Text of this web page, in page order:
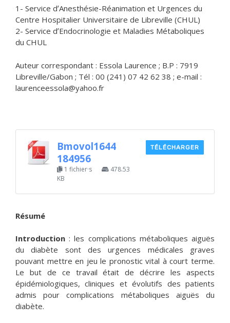
1- Service dʼAnesthésie-Réanimation et Urgences du
Centre Hospitalier Universitaire de Libreville (CHUL)
2- Service dʼEndocrinologie et Maladies Métaboliques
du CHUL
Auteur correspondant : Essola Laurence ; B.P : 7919
Libreville/Gabon ; Tél : 00 (241) 07 42 62 38 ; e-mail :
laurenceessola@yahoo.fr
Bmovol1644
184956
1 fichier·s
478.53
KB
TÉLÉCHARGER
Résumé
Introduction : les complications métaboliques aiguës
du diabète sont des urgences médicales graves
pouvant mettre en jeu le pronostic vital à court terme.
Le but de ce travail était de décrire les aspects
épidémiologiques, cliniques et évolutifs des patients
admis pour complications métaboliques aiguës du
diabète.